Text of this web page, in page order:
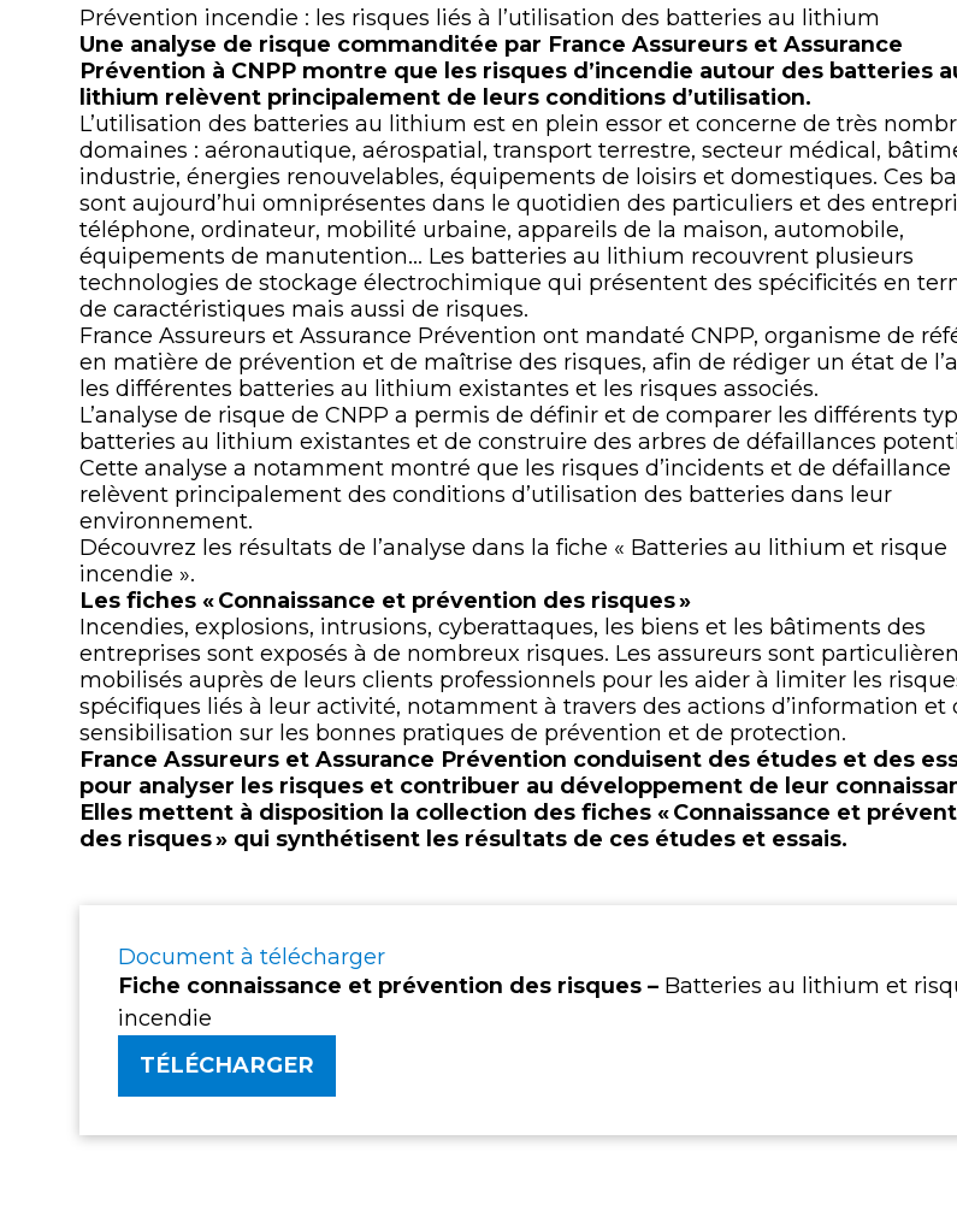
Prévention incendie : les risques liés à l’utilisation des batteries au lithium
Une analyse de risque commanditée par France Assureurs et Assurance
Prévention à CNPP montre que les risques d’incendie autour des batteries
lithium relèvent principalement de leurs conditions d’utilisation.
L’utilisation des batteries au lithium est en plein essor et concerne de très
domaines : aéronautique, aérospatial, transport terrestre, secteur médical,
industrie, énergies renouvelables, équipements de loisirs et domestiques. Ces
sont aujourd’hui omniprésentes dans le quotidien des particuliers et des
téléphone, ordinateur, mobilité urbaine, appareils de la maison, automobile,
équipements de manutention… Les batteries au lithium recouvrent plusieurs
technologies de stockage électrochimique qui présentent des spécificités en
de caractéristiques mais aussi de risques.
France Assureurs et Assurance Prévention ont mandaté CNPP, organisme de
en matière de prévention et de maîtrise des risques, afin de rédiger un état de
les différentes batteries au lithium existantes et les risques associés.
L’analyse de risque de CNPP a permis de définir et de comparer les différents
batteries au lithium existantes et de construire des arbres de défaillances
Cette analyse a notamment montré que les risques d’incidents et de défaillance
relèvent principalement des conditions d’utilisation des batteries dans leur
environnement.
Découvrez les résultats de l’analyse dans la fiche « Batteries au lithium et risque
incendie ».
Les fiches « Connaissance et prévention des risques »
Incendies, explosions, intrusions, cyberattaques, les biens et les bâtiments des
entreprises sont exposés à de nombreux risques. Les assureurs sont
mobilisés auprès de leurs clients professionnels pour les aider à limiter les
spécifiques liés à leur activité, notamment à travers des actions d’information et
sensibilisation sur les bonnes pratiques de prévention et de protection.
France Assureurs et Assurance Prévention conduisent des études et des
pour analyser les risques et contribuer au développement de leur
Elles mettent à disposition la collection des fiches « Connaissance et
des risques » qui synthétisent les résultats de ces études et essais.
Document à télécharger
Fiche connaissance et prévention des risques – Batteries au lithium et
incendie
TÉLÉCHARGER